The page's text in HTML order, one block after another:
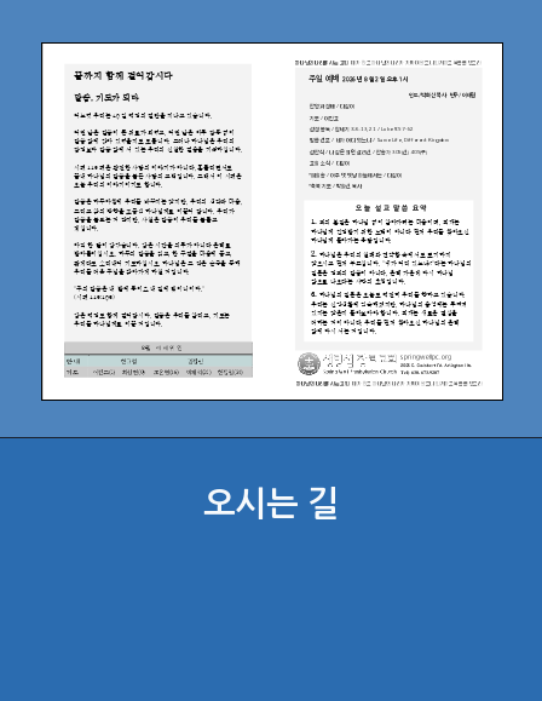
오시는 길